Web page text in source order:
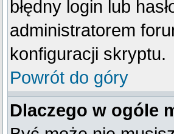
błędny login lub
administratorem
konfiguracji skryptu.
Powrót do góry
Dlaczego w ogóle